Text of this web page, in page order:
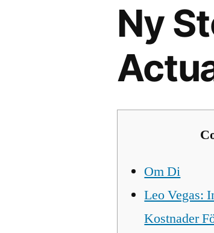
Ny
Om Di
Leo Vegas:
Kostnader